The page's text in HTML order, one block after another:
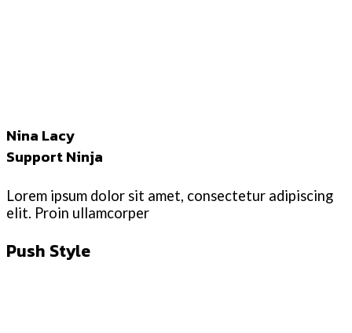
Nina Lacy
Support Ninja
Lorem ipsum dolor sit amet, consectetur adipiscing
elit. Proin ullamcorper
Push Style